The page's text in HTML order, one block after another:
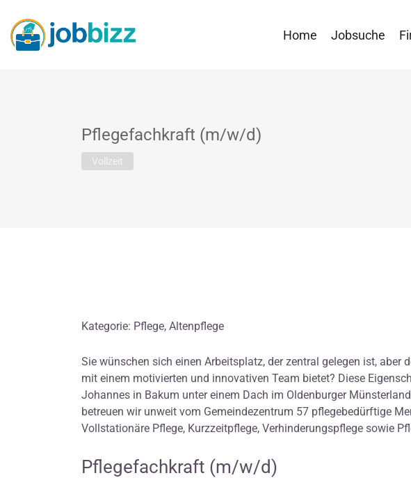
Home Jobsuche
Pflegefachkraft (m/w/d)
Vollzeit
Kategorie: Pflege, Altenpflege
Sie wünschen sich einen Arbeitsplatz, der zentral gelegen ist, aber
mit einem motivierten und innovativen Team bietet? Diese
Johannes in Bakum unter einem Dach im Oldenburger
betreuen wir unweit vom Gemeindezentrum 57 pflegebedürftige
Vollstationäre Pflege, Kurzzeitpflege, Verhinderungspflege sowie
Pflegefachkraft (m/w/d)